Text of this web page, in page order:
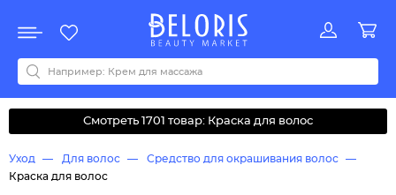
Акции
Все бренды
0-9ABCDEFGHIJKLMNOPQRSTUVWYZАБВДЗИМОКЛНПРСТУФ
Смотреть 1701 товар: Краска для волос
Уход Для волос
Средство для окрашивания волос
Краска для волос